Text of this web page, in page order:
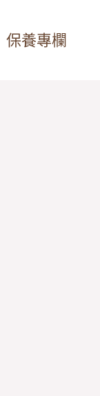
保養專欄